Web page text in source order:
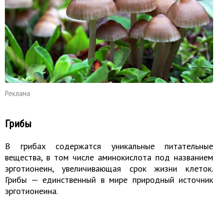
Реклама
Грибы
В грибах содержатся уникальные питательные
вещества, в том числе аминокислота под названием
эрготионеин, увеличивающая срок жизни клеток.
Грибы — единственный в мире природный источник
эрготионеина.